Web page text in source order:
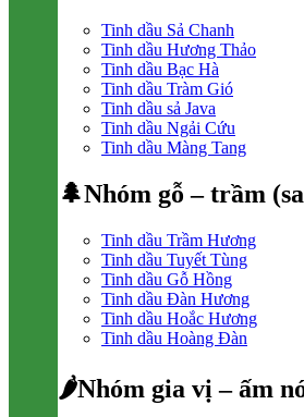
Tinh dầu Sả Chanh
Tinh dầu Hương Thảo
Tinh dầu Bạc Hà
Tinh dầu Tràm Gió
Tinh dầu sả Java
Tinh dầu Ngải Cứu
Tinh dầu Màng Tang
🌲Nhóm gỗ – trầm
Tinh dầu Trầm Hương
Tinh dầu Tuyết Tùng
Tinh dầu Gỗ Hồng
Tinh dầu Đàn Hương
Tinh dầu Hoắc Hương
Tinh dầu Hoàng Đàn
🌶Nhóm gia vị – ấm